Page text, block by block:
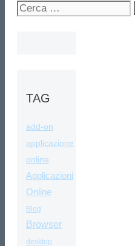
Ricerca
TAG
add-on
applicazione
online
Applicazioni
Online
Blog
Browser
desktop